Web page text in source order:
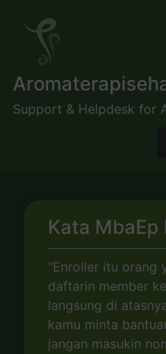
content
Support & Helpdesk for
Kata MbaEp
"Enroller itu orang
daftarin member
langsung di
kamu minta
jangan masukin